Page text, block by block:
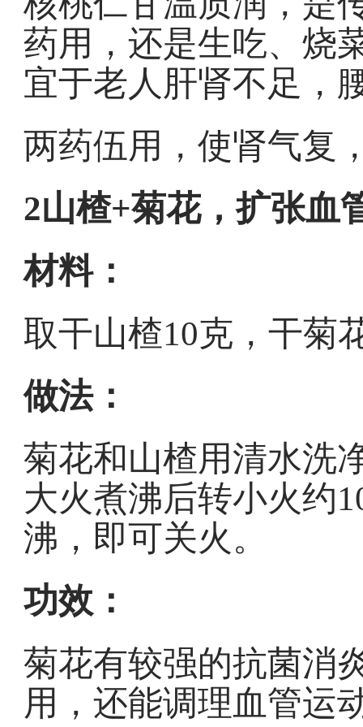
药用，还是生吃、烧
宜于老人肝肾不足，
两药伍用，使肾气复
2山楂+菊花，扩张血
材料：
取干山楂10克，干菊
做法：
菊花和山楂用清水洗
大火煮沸后转小火约
沸，即可关火。
功效：
菊花有较强的抗菌消
用，还能调理血管运